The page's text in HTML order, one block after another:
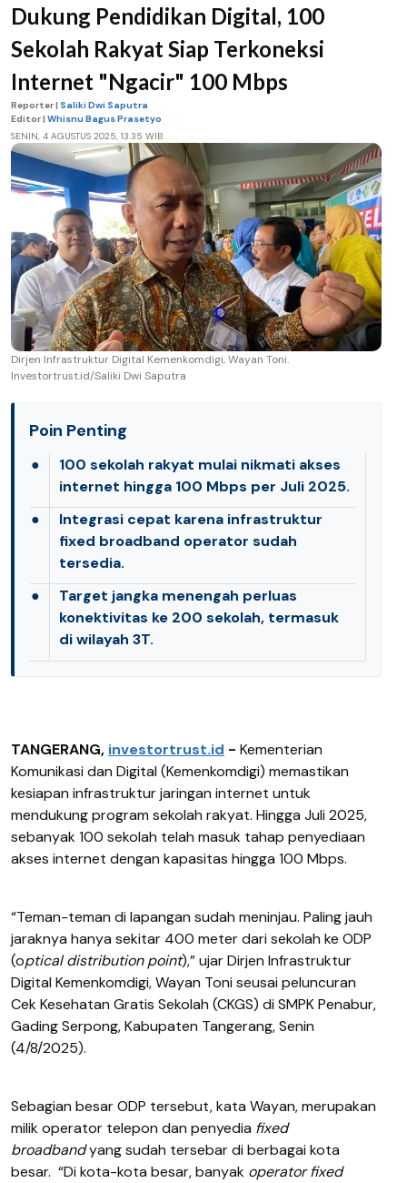
Dukung Pendidikan Digital, 100
Sekolah Rakyat Siap Terkoneksi
Internet "Ngacir" 100 Mbps
Reporter | Saliki Dwi Saputra
Editor | Whisnu Bagus Prasetyo
SENIN, 4 AGUSTUS 2025, 13.35 WIB
Dirjen Infrastruktur Digital Kemenkomdigi, Wayan Toni.
Investortrust.id/Saliki Dwi Saputra
Poin Penting
●
100 sekolah rakyat mulai nikmati akses
internet hingga 100 Mbps per Juli 2025.
●
Integrasi cepat karena infrastruktur
fixed broadband operator sudah
tersedia.
●
Target jangka menengah perluas
konektivitas ke 200 sekolah, termasuk
di wilayah 3T.
TANGERANG, investortrust.id - Kementerian
Komunikasi dan Digital (Kemenkomdigi) memastikan
kesiapan infrastruktur jaringan internet untuk
mendukung program sekolah rakyat. Hingga Juli 2025,
sebanyak 100 sekolah telah masuk tahap penyediaan
akses internet dengan kapasitas hingga 100 Mbps.
“Teman-teman di lapangan sudah meninjau. Paling jauh
jaraknya hanya sekitar 400 meter dari sekolah ke ODP
(optical distribution point),” ujar Dirjen Infrastruktur
Digital Kemenkomdigi, Wayan Toni seusai peluncuran
Cek Kesehatan Gratis Sekolah (CKGS) di SMPK Penabur,
Gading Serpong, Kabupaten Tangerang, Senin
(4/8/2025).
Sebagian besar ODP tersebut, kata Wayan, merupakan
milik operator telepon dan penyedia fixed
broadbandyang sudah tersebar di berbagai kota
besar. “Di kota-kota besar, banyak operator fixed